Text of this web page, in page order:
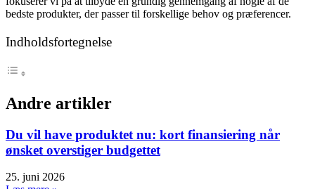
bedste produkter, der passer til forskellige behov og præferencer.
Indholdsfortegnelse
Andre artikler
Du vil have produktet nu: kort finansiering når
ønsket overstiger budgettet
25. juni 2026